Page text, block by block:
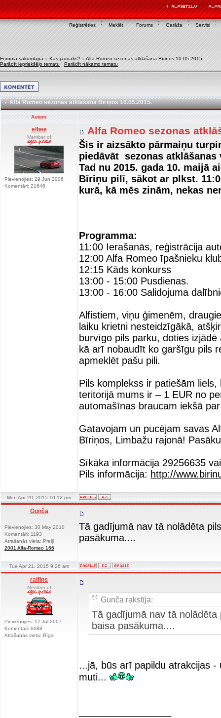
Reģistrēties Meklēt Forums Garāža Servisi
Foruma sākumlapa » Kas jaunāks? » Alfa Romeo sezonas atklāšana Bīriņos 10.05.2015.
Parādīt iepriekšējo tematu | Parādīt nākamo tematu
Alfa Romeo sezonas atklāšana Bīriņos 10.05.2015.
Autors
elbee
Member of
Pievienojies: 29 Jun 2006
Komentāri: 21646
Alfa Romeo sezonas
Šis ir aizsākto pārmaiņu
piedāvāt sezonas
Tad nu 2015. gada 10. maijā
Bīriņu pilī, sākot ar plkst.
kurā, kā mēs zinām, nekas
Programma:
11:00 Ierašanās, reģistrācija
12:00 Alfa Romeo īpašnieku
12:15 Kāds konkurss
13:00 - 15:00 Pusdienas.
13:00 - 16:00 Salidojuma
Alfistiem, viņu ģimenēm,
laiku krietni nesteidzīgākā,
burvīgo pils parku, doties
kā arī nobaudīt ko garšīgu pils
apmeklēt pašu pili.
Pils komplekss ir patiešām
teritorijā mums ir – 1 EUR no
automašīnas braucam iekšā
Gatavojam un pucējam savas
Bīriņos, Limbažu rajonā!
Sīkāka informācija 29256635
Pils informācija: http://
Mon Apr 20, 2015 10:12 pm
Gunča
Pievienojies: 30 May 2010
Komentāri: 1193
Atrašanās vieta: Preiļi
2001 Alfa-Romeo 166
Tā gadījumā nav tā nolādēta
pasākuma....
Tue Apr 21, 2015 9:26 am
ralfins
Member of
Pievienojies: 17 Jul 2007
Komentāri: 6688
Atrašanās vieta: Rīga
Gunča rakstīja:
Tā gadījumā nav tā
baisa pasākuma....
...jā, būs arī papildu atrakcijas -
muti...